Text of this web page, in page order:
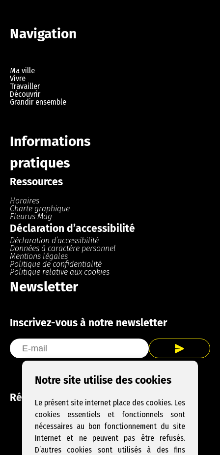
Navigation
Ma ville
Vivre
Travailler
Découvrir
Grandir ensemble
Informations
pratiques
Ressources
Horaires
Charte graphique
Fleurus Mag
Déclaration d’accessibilité
Déclaration d’accessibilité
Données à caractère personnel
Mentions légales
Politique de confidentialité
Politique relative aux cookies
Newsletter
Inscrivez-vous à notre newsletter
Réseaux sociaux
Facebook
Instagram
YouTube
Notre site utilise des cookies
Le présent site internet place des cookies. Les
cookies essentiels et fonctionnels sont
nécessaires au bon fonctionnement du site
Internet et ne peuvent pas être refusés.
D’autres cookies sont utilisés à des fins